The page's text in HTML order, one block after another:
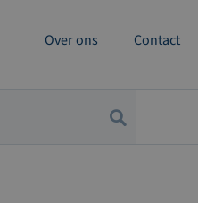
Over ons Contact